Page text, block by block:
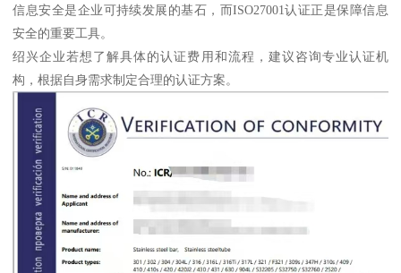
信息安全是企业可持续发展的基石，而ISO27001认证正是保障信息
安全的重要工具。
绍兴企业若想了解具体的认证费用和流程，建议咨询专业认证机
构，根据自身需求制定合理的认证方案。